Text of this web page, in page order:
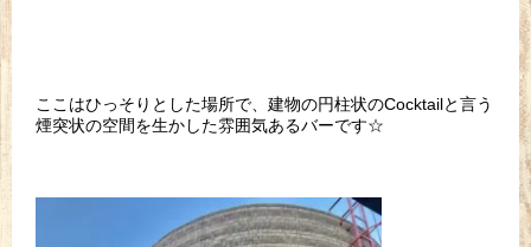
ここはひっそりとした場所で、建物の円柱状のCocktailと言う
煙突状の空間を生かした雰囲気あるバーです☆